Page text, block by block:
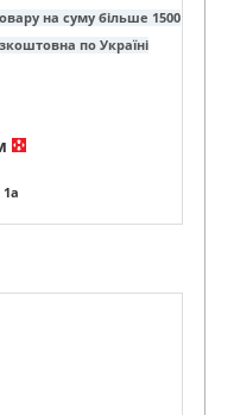
на суму більше 1500
по Україні